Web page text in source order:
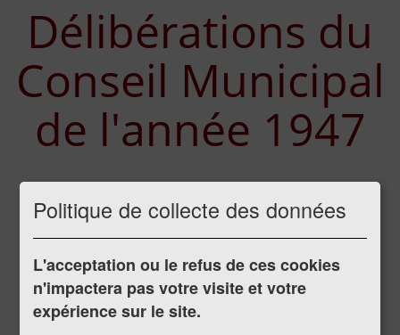
Politique de collecte des données
L'acceptation ou le refus de ces cookies
n'impactera pas votre visite et votre
expérience sur le site.
Délibérations du
Conseil Municipal
de l'année 1947
Publié le 07/07/2017
Délibération du 18/03/1947
Délibération du 10/04/1947
Délibération du 16/05/1947
Délibération du 21/05/1947